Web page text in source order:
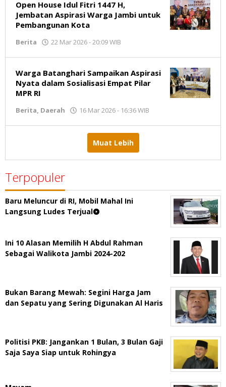
Open House Idul Fitri 1447 H,
Jembatan Aspirasi Warga Jambi untuk
Pembangunan Kota
Berita 22 Mar 2026 - 20:09 WIB
Warga Batanghari Sampaikan Aspirasi
Nyata dalam Sosialisasi Empat Pilar
MPR RI
Berita, Daerah 16 Mar 2026 - 16:36 WIB
Muat Lebih
Terpopuler
Baru Meluncur di RI, Mobil Mahal Ini
Langsung Ludes Terjual
Ini 10 Alasan Memilih H Abdul Rahman
Sebagai Walikota Jambi 2024-202
Bukan Barang Mewah: Segini Harga Jam
dan Sepatu yang Sering Digunakan Al Haris
Politisi PKB: Jangankan 1 Bulan, 3 Bulan Gaji
Saja Saya Siap untuk Rohingya